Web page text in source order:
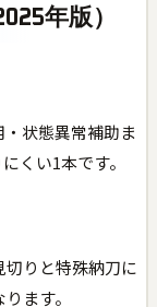
年版）
状態異常補助ま
くい1本です。
りと特殊納刀に
ます。